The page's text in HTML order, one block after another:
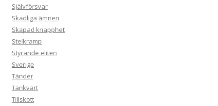
Självförsvar
Skadliga ämnen
Skapad knapphet
Stelkramp
Styrande eliten
Sverige
Tänder
Tänkvärt
Tillskott